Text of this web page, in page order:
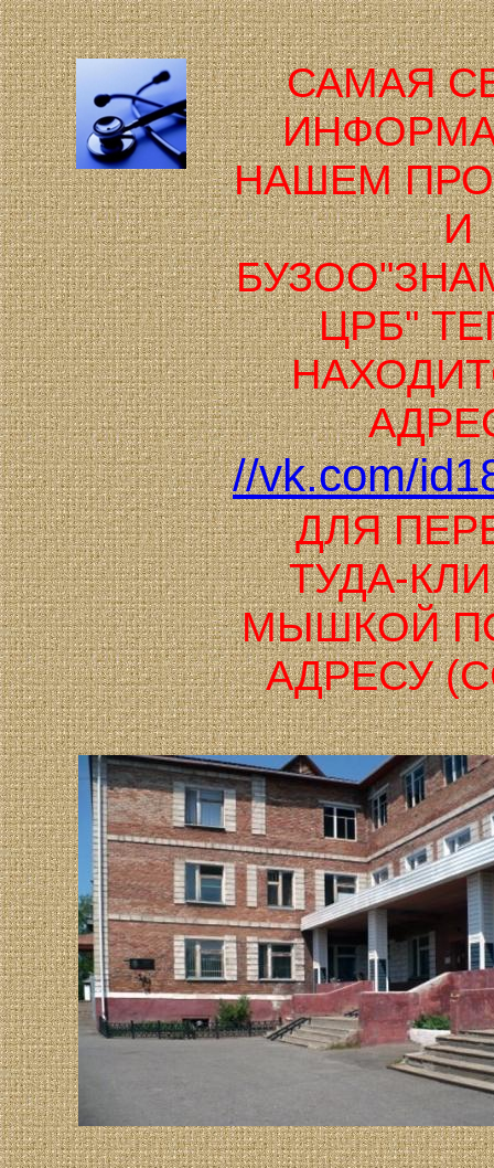
САМАЯ
НАШЕМ
И
ЦРБ"
//vk.com/
ДЛЯ
ТУДА-
МЫШКОЙ
АДРЕСУ